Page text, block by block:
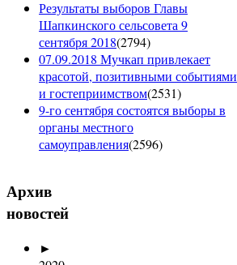
Результаты выборов Главы
Шапкинского сельсовета 9
сентября 2018(2794)
07.09.2018 Мучкап привлекает
красотой, позитивными событиями
и гостеприимством(2531)
9-го сентября состоятся выборы в
органы местного
самоуправления(2596)
Архив
новостей
►